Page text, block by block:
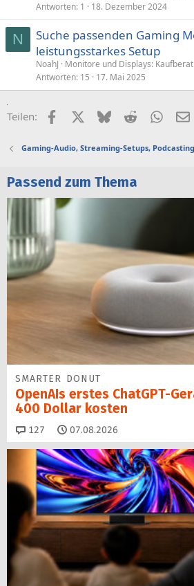
Antworten 1 18. Dezember 2024
N
Suche passenden Gaming
leistungsstarkes Setup
NoahJ
Monitore und Displays:
Antworten 15 17. Mai 2025
Teilen: FacebookX (Twitter)
BlueskyReddit
Gaming-Audio, Streaming-Setups,
Passend zum Thema
SMARTER DONUT
OpenAIs erstes ChatGPT-
400 Dollar kosten
127 Kommentare
07.08.2026